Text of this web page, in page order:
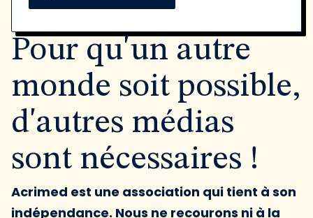
Pour qu'un autre
monde soit possible,
d'autres médias
sont nécessaires !
Acrimed est une association qui tient à son
indépendance. Nous ne recourons ni à la